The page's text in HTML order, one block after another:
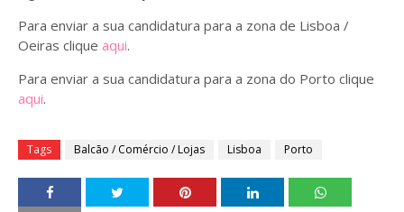
Para enviar a sua candidatura para a zona de Lisboa /
Oeiras clique aqui.
Para enviar a sua candidatura para a zona do Porto clique
aqui.
Tags Balcão / Comércio / Lojas Lisboa Porto